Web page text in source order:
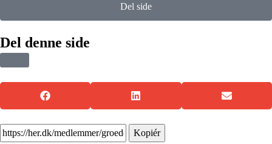
Del side
Del denne side
Kopiér